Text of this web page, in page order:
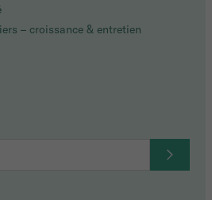
– croissance & entretien